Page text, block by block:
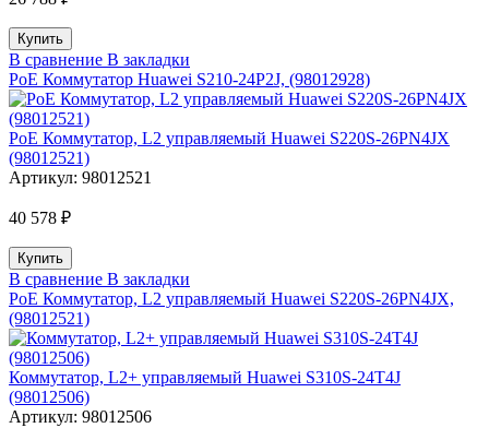
В сравнение В закладки
PoE Коммутатор Huawei S210-24P2J, (98012928)
PoE Коммутатор, L2 управляемый Huawei S220S-26PN4JX
(98012521)
Артикул: 98012521
40 578 ₽
В сравнение В закладки
PoE Коммутатор, L2 управляемый Huawei S220S-26PN4JX,
(98012521)
Коммутатор, L2+ управляемый Huawei S310S-24T4J
(98012506)
Артикул: 98012506